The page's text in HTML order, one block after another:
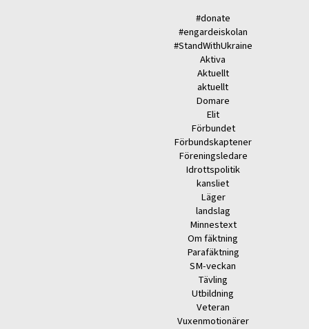
#donate
#engardeiskolan
#StandWithUkraine
Aktiva
Aktuellt
aktuellt
Domare
Elit
Förbundet
Förbundskaptener
Föreningsledare
Idrottspolitik
kansliet
Läger
landslag
Minnestext
Om fäktning
Parafäktning
SM-veckan
Tävling
Utbildning
Veteran
Vuxenmotionärer